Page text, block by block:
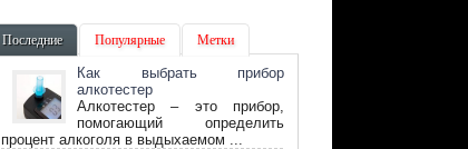
Последние Популярные Метки
Как выбрать прибор
алкотестер
Алкотестер – это прибор,
помогающий определить
процент алкоголя в выдыхаемом ...